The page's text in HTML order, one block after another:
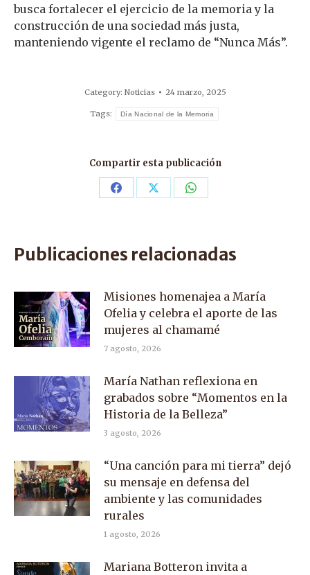
busca fortalecer el ejercicio de la memoria y la
construcción de una sociedad más justa,
manteniendo vigente el reclamo de “Nunca Más”.
Category: Noticias 24 marzo, 2025
Tags: Día Nacional de la Memoria
Compartir esta publicación
Share Share Share
Publicaciones relacionadas
Misiones homenajea a María
Ofelia y celebra el aporte de las
mujeres al chamamé
7 agosto, 2026
María Nathan reflexiona en
grabados sobre “Momentos en la
Historia de la Belleza”
3 agosto, 2026
“Una canción para mi tierra” dejó
su mensaje en defensa del
ambiente y las comunidades
rurales
1 agosto, 2026
Mariana Botteron invita a